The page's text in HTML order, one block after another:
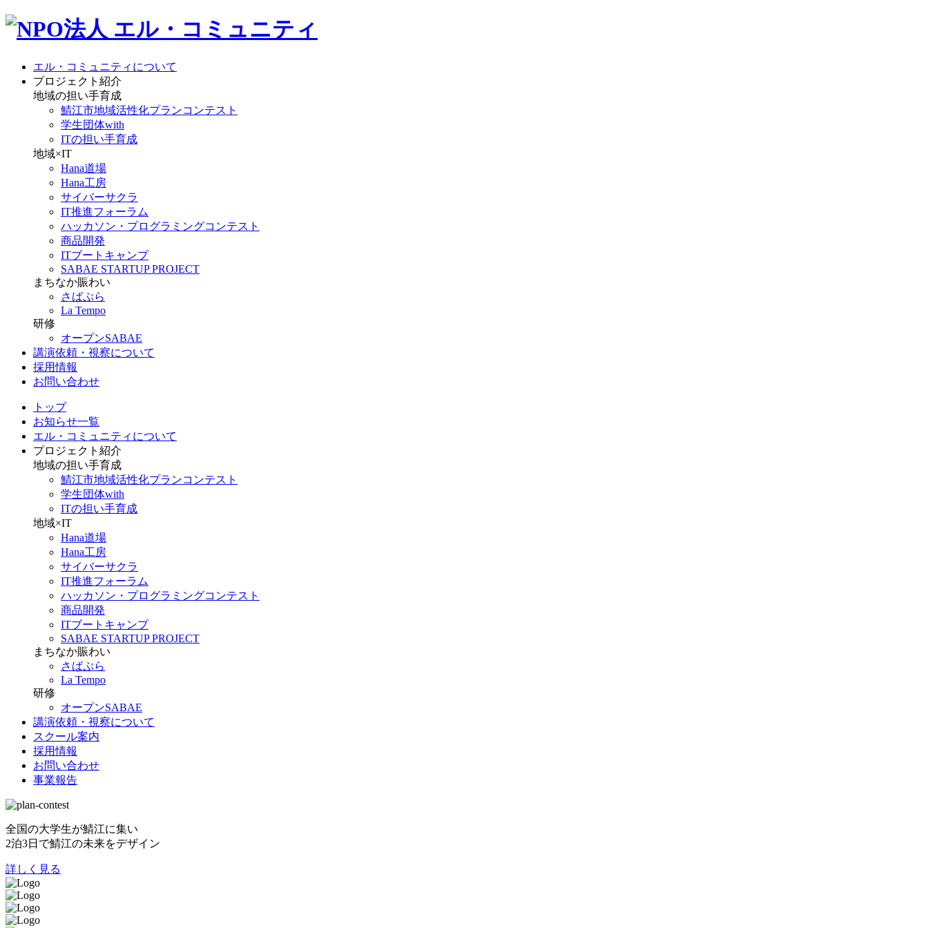
エル・コミュニティについて
プロジェクト紹介
地域の担い手育成
鯖江市地域活性化プランコンテスト
学生団体with
ITの担い手育成
地域×IT
Hana道場
Hana工房
サイバーサクラ
IT推進フォーラム
ハッカソン・プログラミングコンテスト
商品開発
ITブートキャンプ
SABAE STARTUP PROJECT
まちなか賑わい
さばぷら
La Tempo
研修
オープンSABAE
講演依頼・視察について
採用情報
お問い合わせ
トップ
お知らせ一覧
エル・コミュニティについて
プロジェクト紹介
地域の担い手育成
鯖江市地域活性化プランコンテスト
学生団体with
ITの担い手育成
地域×IT
Hana道場
Hana工房
サイバーサクラ
IT推進フォーラム
ハッカソン・プログラミングコンテスト
商品開発
ITブートキャンプ
SABAE STARTUP PROJECT
まちなか賑わい
さばぷら
La Tempo
研修
オープンSABAE
講演依頼・視察について
スクール案内
採用情報
お問い合わせ
事業報告
全国の大学生が鯖江に集い
2泊3日で鯖江の未来をデザイン
詳しく見る